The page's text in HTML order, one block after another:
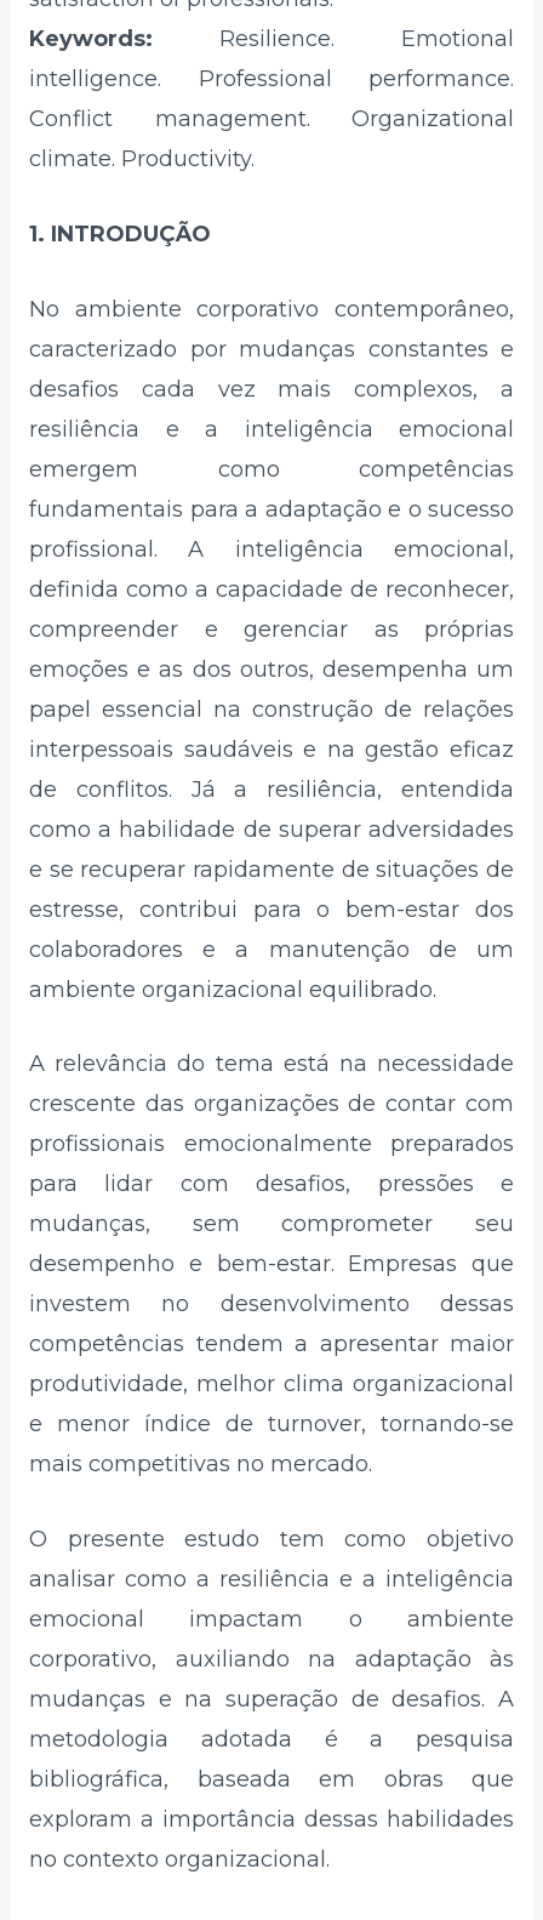
Keywords: Resilience. Emotional
intelligence. Professional performance.
Conflict management. Organizational
climate. Productivity.
1. INTRODUÇÃO
No ambiente corporativo contemporâneo,
caracterizado por mudanças constantes e
desafios cada vez mais complexos, a
resiliência e a inteligência emocional
emergem como competências
fundamentais para a adaptação e o sucesso
profissional. A inteligência emocional,
definida como a capacidade de reconhecer,
compreender e gerenciar as próprias
emoções e as dos outros, desempenha um
papel essencial na construção de relações
interpessoais saudáveis e na gestão eficaz
de conflitos. Já a resiliência, entendida
como a habilidade de superar adversidades
e se recuperar rapidamente de situações de
estresse, contribui para o bem-estar dos
colaboradores e a manutenção de um
ambiente organizacional equilibrado.
A relevância do tema está na necessidade
crescente das organizações de contar com
profissionais emocionalmente preparados
para lidar com desafios, pressões e
mudanças, sem comprometer seu
desempenho e bem-estar. Empresas que
investem no desenvolvimento dessas
competências tendem a apresentar maior
produtividade, melhor clima organizacional
e menor índice de turnover, tornando-se
mais competitivas no mercado.
O presente estudo tem como objetivo
analisar como a resiliência e a inteligência
emocional impactam o ambiente
corporativo, auxiliando na adaptação às
mudanças e na superação de desafios. A
metodologia adotada é a pesquisa
bibliográfica, baseada em obras que
exploram a importância dessas habilidades
no contexto organizacional.